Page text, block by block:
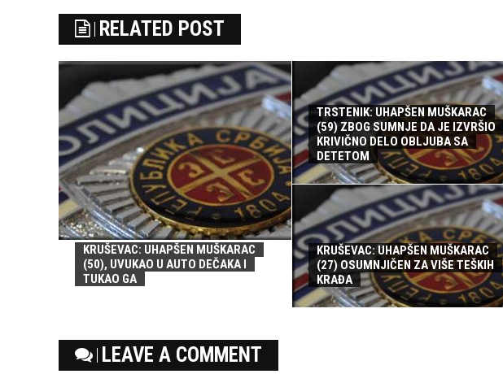
RELATED POST
KRUŠEVAC: UHAPŠEN MUŠKARAC
(50), UVUKAO U AUTO DEČAKA I
TUKAO GA
TRSTENIK: UHAPŠEN MUŠKARAC
(59) ZBOG SUMNJE DA JE IZVRŠIO
KRIVIČNO DELO OBLJUBA SA
DETETOM
KRUŠEVAC: UHAPŠEN MUŠKARAC
(27) OSUMNJIČEN ZA VIŠE TEŠKIH
KRAĐA
LEAVE A COMMENT